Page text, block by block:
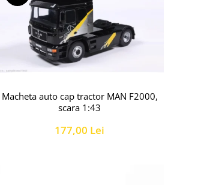
Macheta auto cap tractor MAN F2000,
scara 1:43
177,00 Lei